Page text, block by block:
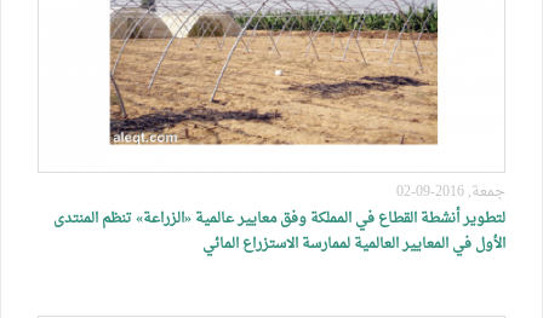
جمعة, 2016-09-02
لتطوير أنشطة القطاع في المملكة وفق معايير عالمية «الزراعة» تنظم المنتدى
الأول في المعايير العالمية لممارسة الاستزراع المائي